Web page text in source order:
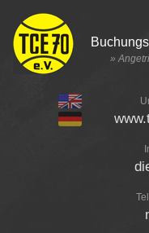
»